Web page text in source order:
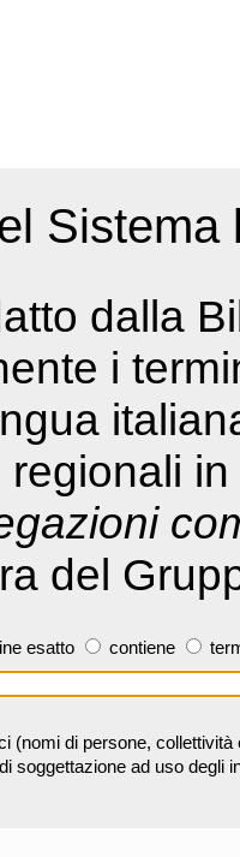
dalla
i
regionali
del
esatto contiene
(nomi di persone,
soggettazione ad uso degli